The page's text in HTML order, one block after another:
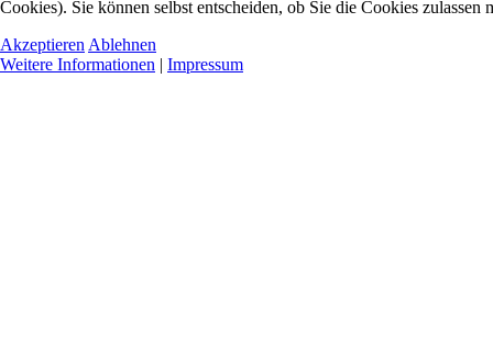
Cookies). Sie können selbst entscheiden, ob Sie die Cookies
Akzeptieren Ablehnen
Weitere Informationen | Impressum